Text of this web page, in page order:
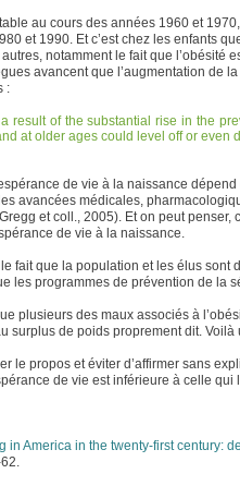
au cours des années 1960 et
et 1990. Et c’est chez les enfants
notamment le fait que
avancent que l’augmentation de
:
result of the substantial rise in the
at older ages could level off or even
de vie à la naissance
avancées médicales,
et coll., 2005). Et on peut
de vie à la naissance.
fait que la population et les élus
les programmes de prévention de la
plusieurs des maux associés à
surplus de poids proprement dit.
le propos et éviter d’affirmer sans
de vie est inférieure à celle qui
in America in the twenty-first century: